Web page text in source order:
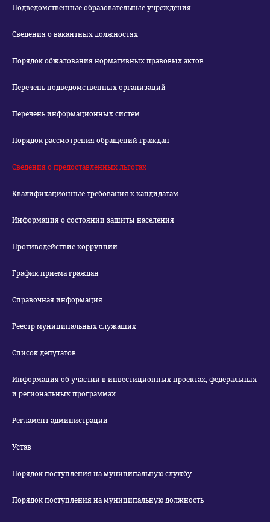
Подведомственные образовательные учреждения
Сведения о вакантных должностях
Порядок обжалования нормативных правовых актов
Перечень подведомственных организаций
Перечень информационных систем
Порядок рассмотрения обращений граждан
Сведения о предоставленных льготах
Квалификационные требования к кандидатам
Информация о состоянии защиты населения
Противодействие коррупции
График приема граждан
Справочная информация
Реестр муниципальных служащих
Список депутатов
Информация об участии в инвестиционных проектах, федеральных
и региональных программах
Регламент администрации
Устав
Порядок поступления на муниципальную службу
Порядок поступления на муниципальную должность